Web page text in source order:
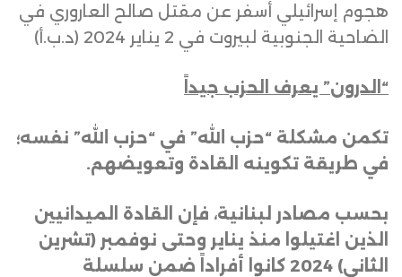
هجوم إسرائيلي أسفر عن مقتل صالح العاروري في
الضاحية الجنوبية لبيروت في 2 يناير 2024 (د.ب.أ)
“الدرون” يعرف الحزب جيداً
تكمن مشكلة “حزب الله” في “حزب الله” نفسه؛
في طريقة تكوينه القادة وتعويضهم.
بحسب مصادر لبنانية، فإن القادة الميدانيين
الذين اغتيلوا منذ يناير وحتى نوفمبر (تشرين
الثاني) 2024 كانوا أفراداً ضمن سلسلة